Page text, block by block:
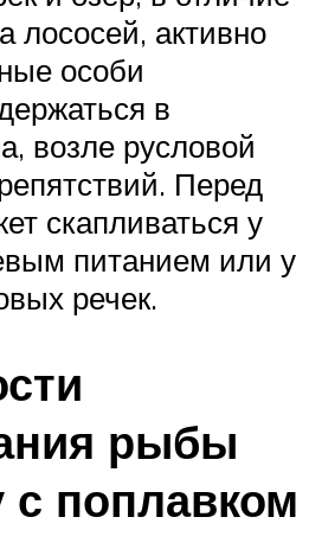
лососей, активно
особи
в
возле русловой
Перед
скапливаться у
питанием или у
речек.
рыбы
с поплавком